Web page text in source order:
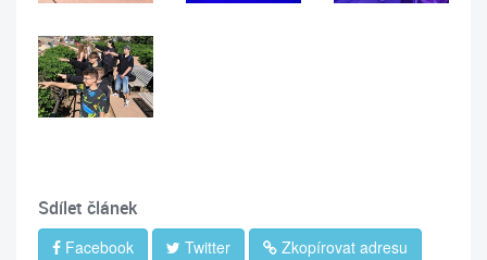
Sdílet článek
Facebook Twitter Zkopírovat adresu